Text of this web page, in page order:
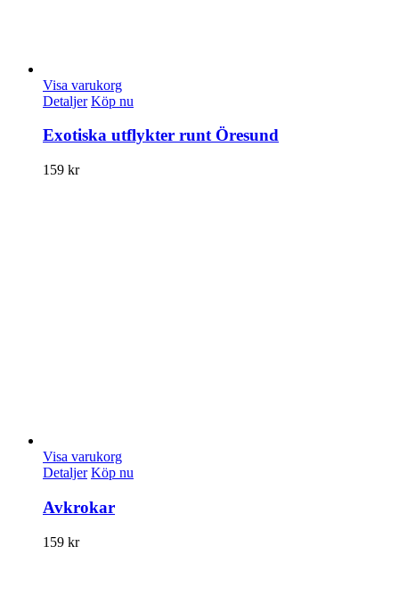
Visa varukorg
Detaljer Köp nu
Exotiska utflykter runt Öresund
159 kr
Visa varukorg
Detaljer Köp nu
Avkrokar
159 kr